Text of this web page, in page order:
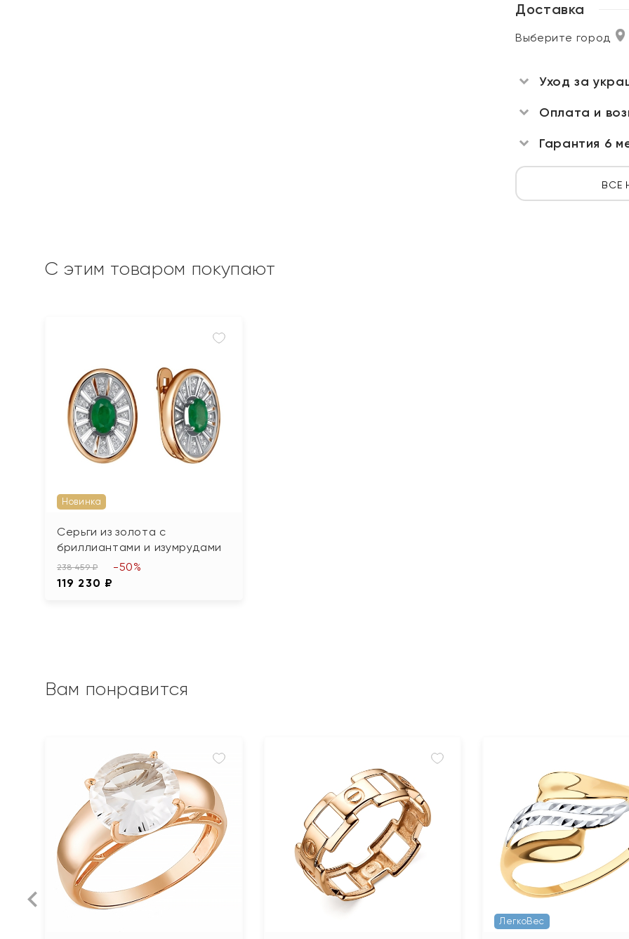
Доставка
Выберите город
Уход за
Оплата и
Гарантия 6
ВСЕ
С этим товаром покупают
Новинка
Серьги из золота с
бриллиантами и изумрудами
238 459 ₽
119 230 ₽
-50%
Вам понравится
ЛегкоВес